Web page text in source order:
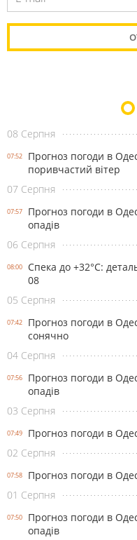
08 Серпня
07:52
Прогноз погоди в
поривчастий вітер
07 Серпня
07:57
Прогноз погоди в
опадів
06 Серпня
08:00
Спека до +32°С:
08
05 Серпня
07:42
Прогноз погоди в
сонячно
04 Серпня
07:56
Прогноз погоди в
опадів
03 Серпня
07:49
Прогноз погоди в
02 Серпня
07:58
Прогноз погоди в
01 Серпня
07:50
Прогноз погоди в
опадів